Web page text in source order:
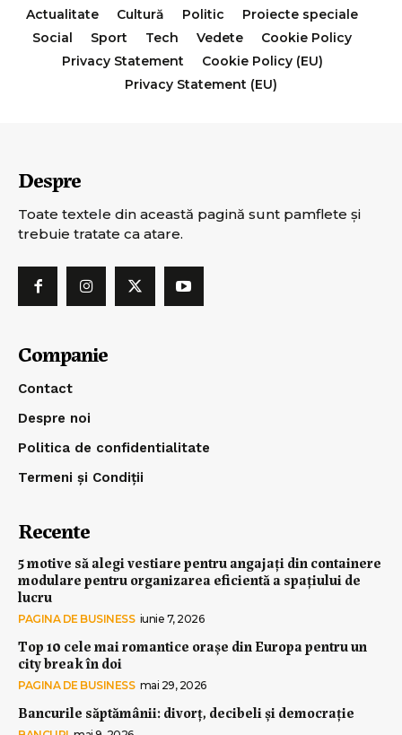
Actualitate Cultură Politic
Proiecte speciale
Social
Sport Tech Vedete
Cookie Policy
Privacy Statement
Cookie Policy (EU)
Privacy Statement (EU)
Despre
Toate textele din această pagină sunt pamflete şi
trebuie tratate ca atare.
Companie
Contact
Despre noi
Politica de confidentialitate
Termeni și Condiții
Recente
5 motive să alegi vestiare pentru angajați din containere
modulare pentru organizarea eficientă a spațiului de
lucru
PAGINA DE BUSINESS iunie 7, 2026
Top 10 cele mai romantice orașe din Europa pentru un
city break în doi
PAGINA DE BUSINESS mai 29, 2026
Bancurile săptămânii: divorț, decibeli și democrație